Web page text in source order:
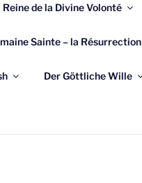
Reine de la Divine Volonté
Sainte – la Résurrection
Der Göttliche Wille